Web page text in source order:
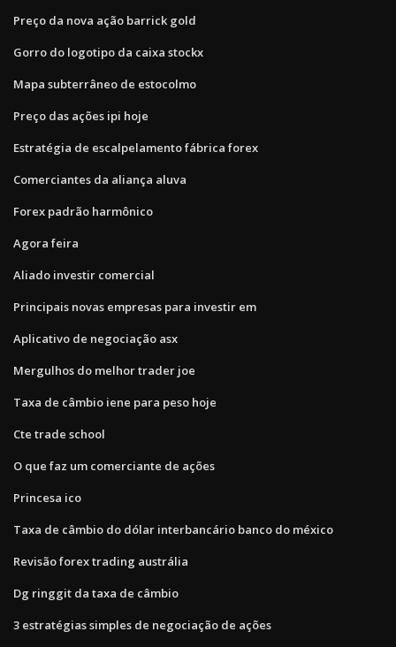
Preço da nova ação barrick gold
Gorro do logotipo da caixa stockx
Mapa subterrâneo de estocolmo
Preço das ações ipi hoje
Estratégia de escalpelamento fábrica forex
Comerciantes da aliança aluva
Forex padrão harmônico
Agora feira
Aliado investir comercial
Principais novas empresas para investir em
Aplicativo de negociação asx
Mergulhos do melhor trader joe
Taxa de câmbio iene para peso hoje
Cte trade school
O que faz um comerciante de ações
Princesa ico
Taxa de câmbio do dólar interbancário banco do méxico
Revisão forex trading austrália
Dg ringgit da taxa de câmbio
3 estratégias simples de negociação de ações